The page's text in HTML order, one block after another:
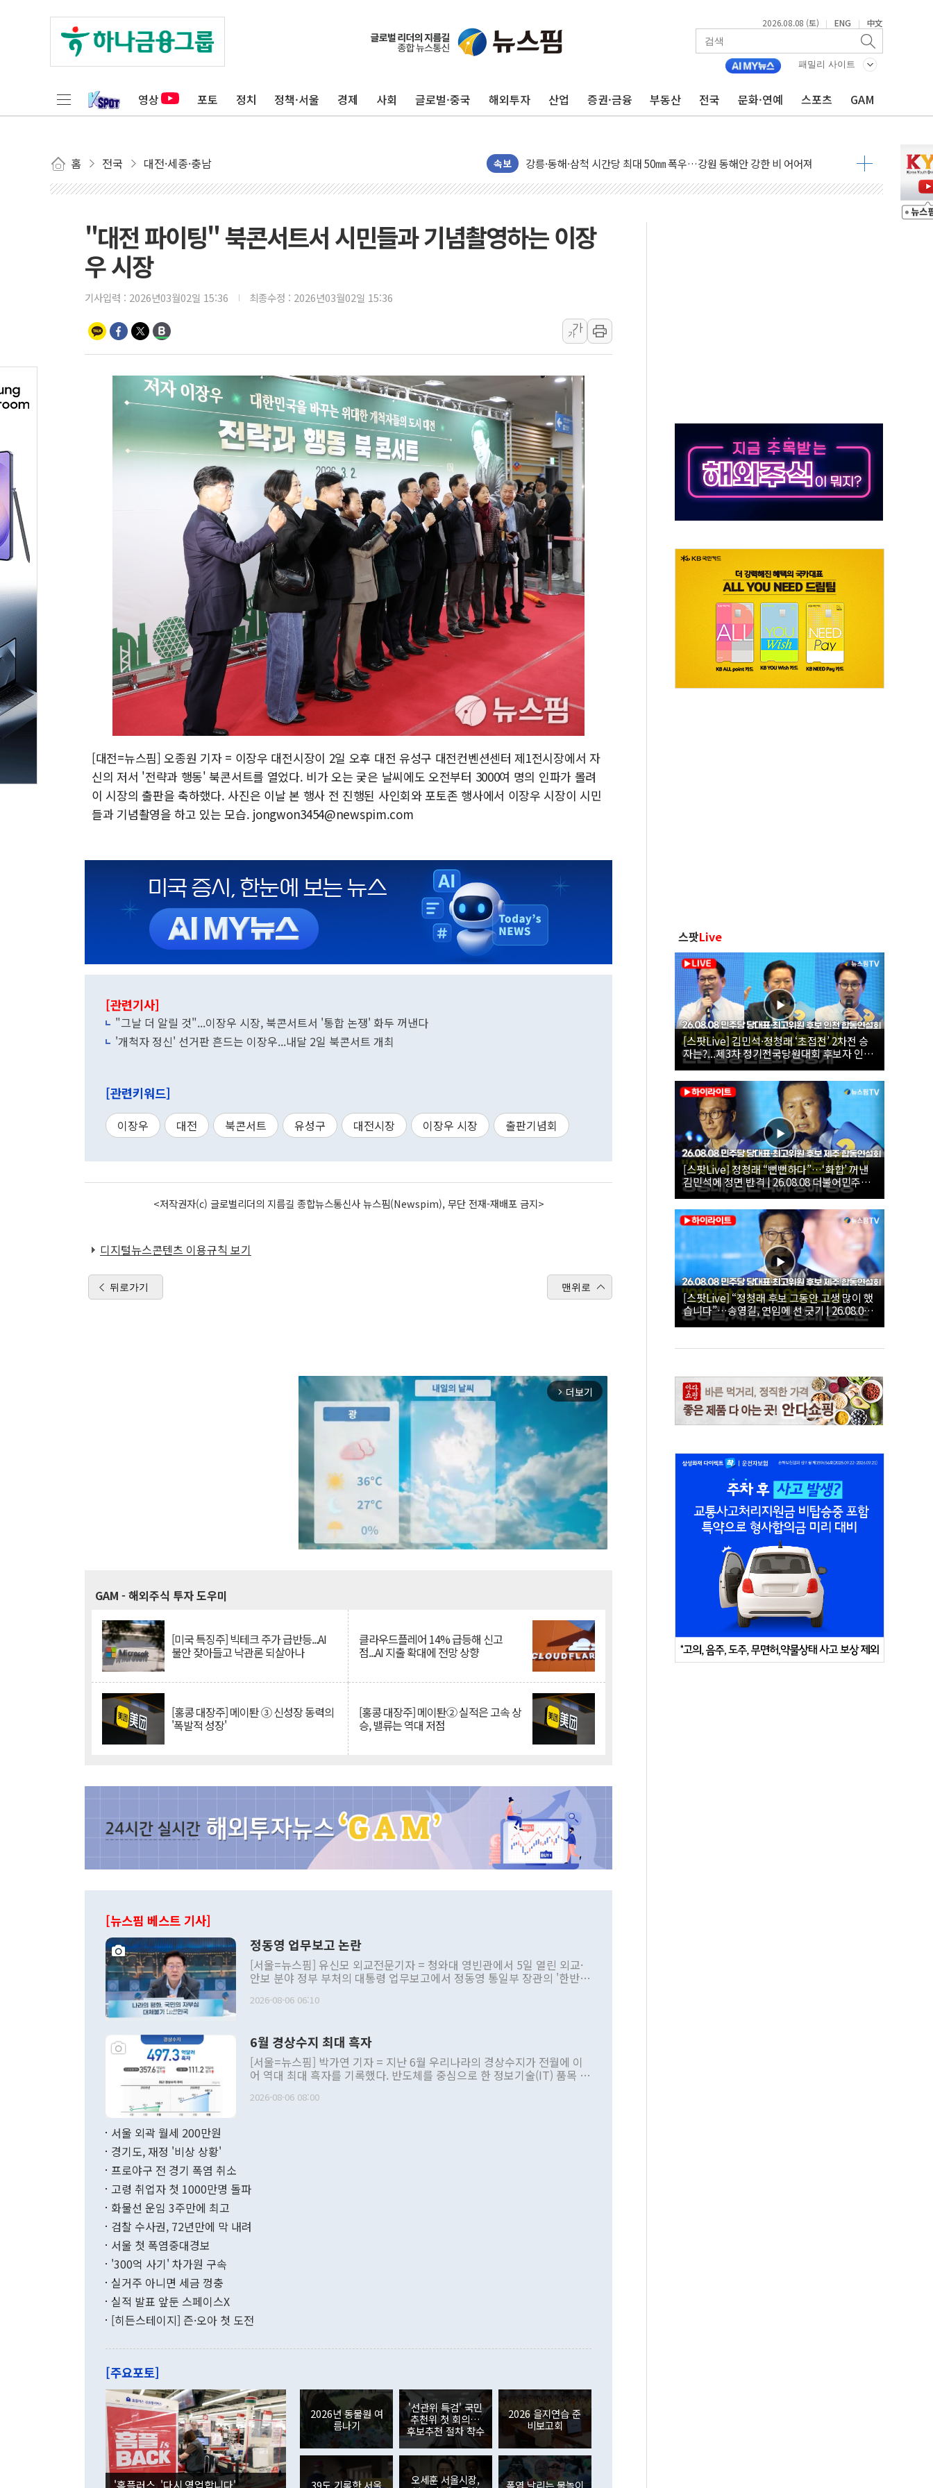
2026.08.08 (토) | ENG | 中文
패밀리 사이트
영상 포토 정치 정책·서울 경제 사회 글로벌·중국 해외투자 산업 증권·금융 부동산 전국 문화·연예 스포츠 GAM
홈 전국 대전·세종·충남 속보
이번주 국내 주요 금융일정(8.10~8.14)
美, 이란전 출구전략 만지작…공습 한계·탄약 부족 현실화
폐기물 수거하다 참변…60대 환경미화원 수거차에 치여 사망
서울 중랑구 주택가서 흉기 난동…60대 남성 2명 숨져
여수 오동도 인근 해상서 모터보트 전복…1명 사망·1명 실종
추미애, '위안부' 피해자 기림의 날 참석..."국제적 시민 연대로 목소리 내야"
李대통령, ISA 개편 재검토 지시…與 "적극 환영"·野 "졸속 국정"
동해중부 전 해상 풍랑주의보…10일까지 최대 3.5m 높은 물결
中 전방위 아파트 부양, 수도 베이징도 부동산 규제 철폐
인제 용대리 계곡서 수위 상승으로 피서객 7명 고립…전원 구조
동해시, 11~14일 '별똥별 멍' 운영…페르세우스 유성우 관측
강원 중·남부 동해안 시간당 50mm 이상 폭우…호우경보 발효
청양 밭에서 일하던 90대 숨져…온열질환 여부 조사
폭염에 車 운전면허 기능시험 오전 집중 편성…체감온도 38도 넘으면 중단
"대전 파이팅" 북콘서트서 시민들과 기념촬영하는 이장
우 시장
기사입력 : 2026년03월02일 15:36 최종수정 : 2026년03월02일 15:36
가
가
[대전=뉴스핌] 오종원 기자 = 이장우 대전시장이 2일 오후 대전 유성구 대전컨벤션센터 제1전시장에서 자
신의 저서 '전략과 행동' 북콘서트를 열었다. 비가 오는 궂은 날씨에도 오전부터 3000여 명의 인파가 몰려
이 시장의 출판을 축하했다. 사진은 이날 본 행사 전 진행된 사인회와 포토존 행사에서 이장우 시장이 시민
들과 기념촬영을 하고 있는 모습. jongwon3454@newspim.com
[관련기사]
"그날 더 알릴 것"...이장우 시장, 북콘서트서 '통합 논쟁' 화두 꺼낸다
'개척자 정신' 선거판 흔드는 이장우...내달 2일 북콘서트 개최
[관련키워드]
이장우 대전 북콘서트 유성구 대전시장 이장우 시장 출판기념회
<저작권자(c) 글로벌리더의 지름길 종합뉴스통신사 뉴스핌(Newspim), 무단 전재-재배포 금지>
디지털뉴스콘텐츠 이용규칙 보기
뒤로가기 맨위로
arrow_forward_ios 더보기
GAM - 해외주식 투자 도우미
[미국 특징주] 빅테크 주가 급반등...AI
불안 잦아들고 낙관론 되살아나
클라우드플레어 14% 급등해 신고
점...AI 지출 확대에 전망 상향
[홍콩 대장주] 메이퇀 ③ 신성장 동력의
'폭발적 성장'
[홍콩 대장주] 메이퇀② 실적은 고속 상
승, 밸류는 역대 저점
[뉴스핌 베스트 기사]
정동영 업무보고 논란
[서울=뉴스핌] 유신모 외교전문기자 = 청와대 영빈관에서 5일 열린 외교·
안보 분야 정부 부처의 대통령 업무보고에서 정동영 통일부 장관의 '한반도
발언 중에는 정부 내 조율을 거치지 않은 사안을 정책으로 추진하겠다고 공
주의적 희망에 근거한 비현실적 구상'이라는 비판을 내놨다. 그동안 정 장
관의 대북 정책 관련 발언이 물의를 빚은 적은 여러 번 있지만 대통령과 유
관 부처 장관이 공개적으로 부정적 입장을 표명한 것은 이례적이다. 정 장
관의 무리한 대북 접근법과 월권을 제어해야 한다는 목소리도 높아지고 있
다. [정동영 통일부 장관이 지난달 23일 오후 서울 종로구 정부서울청사에
무너졌다고도 했다. 또 "현 시점에서 흘러간 선(先)비핵화만 되뇌는 것은
함께 4자 대화의 동력을 확보하기 위해 최선을 다할 것"이라고 말했다. 하
"우리의 선의대로 하는 게 과연 한반도의 평화와 안정에 플러스냐, 결론적
관은 업무보고 사후 브리핑에서 정 장관이 언급한 '4자 회담'에 대해 "이상
이 9월 러시아 블라디보스토크에서 열리는 '동방경제포럼(EEF)'을 언급하
며 "정부 차원에서 (참석을) 검토하고 있다"고 발언한 데 대해서도 조 장관
은 "그것은 외교부의 몫"이라며 "아직 거기까지 진도가 나가지 않았다"고
잘랐다. 정 장관이 이날 소개한 대북 구상과 설명은 정부 내 조율을 거치지
않았다는 점에서 문제가 있다. 특히 주적 표현 대체와 국호 사용, 9·19 군
사합의 복원, 4자회담 추진 등은 통일부 장관이 결정할 사안이 아니어서 월
권이라는 지적이 나오고 있다. 이 대통령은 정 장관의 업무보고를 듣고 난
뒤 "여기 업무보고에 발표했다고 승인난 건 아니다"라고 재차 확인했다. 정
2026-08-06 06:10
6월 경상수지 최대 흑자
[서울=뉴스핌] 박가연 기자 = 지난 6월 우리나라의 경상수지가 전월에 이
어 역대 최대 흑자를 기록했다. 반도체를 중심으로 한 정보기술(IT) 품목 수
료=한국은행] 한국은행이 6일 발표한 '2026년 6월 국제수지(잠정)'에 따르
며 월간 기준 처음으로 1000억달러를 넘어섰다. 상품수입은 644억8000만
196.9% 급증했고 컴퓨터·주변기기(SSD)는 282.7% 증가했다. IT 품목
수출은 160.4% 늘었으며 비IT 품목도 ▲석유제품(47.5%) ▲화공품
기록했지만 지식재산권사용료수지는 전월 흑자에서 4억4000만달러 적자
로 전환됐다. 본원소득수지는 배당소득을 중심으로 32억7000만달러 흑자
는 배당수입이 늘어난 데다 전월 분기배당에 따른 기저효과로 배당지급이
였던 올해 3월(369억9000만달러)을 넘어선 것이다. 직접투자에서는 내국
인의 해외투자가 80억1000만달러, 외국인의 국내투자가 46억3000만달러
각각 증가했다. 증권투자에서는 외국인의 국내 주식 매도세가 이어졌다. 외
국인의 국내 주식 투자는 차익실현 매도 등의 영향으로 316억1000만달러
감소하며 전월(-310억5000만달러)에 이어 역대 최대 순매도 기록을 다시
경신했다. 외국인의 국내 채권투자는 세계국채지수(WGBI) 자금 유입에도
분기 말 만기도래 영향으로 증가 폭이 줄어든 52억9000만달러를 기록했
다. 내국인의 해외 증권투자는 주식을 중심으로 35억6000만달러 증가했
2026-08-06 08:00
서울 외곽 월세 200만원
경기도, 재정 '비상 상황'
프로야구 전 경기 폭염 취소
고령 취업자 첫 1000만명 돌파
화물선 운임 3주만에 최고
검찰 수사권, 72년만에 막 내려
서울 첫 폭염중대경보
'300억 사기' 차가원 구속
실거주 아니면 세금 껑충
실적 발표 앞둔 스페이스X
[히든스테이지] 즌·오아 첫 도전
[주요포토]
'홈플러스, '다시 영업합니다'
2026년 동물원 여
름나기
'선관위 특검' 국민
추천위 첫 회의…
후보추천 절차 착수
2026 을지연습 준
비보고회
오세훈 서울시장,
스팟Live
[스팟Live] 김민석·정청래 ‘초접전’ 2차전 승
자는?...제3차 정기전국당원대회 후보자 인천
합동연설회 생중계 | 26.08.08
[스팟Live] 정청래 “뻔뻔하다”…‘화합’ 꺼낸
김민석에 정면 반격 | 26.08.08 더불어민주당
당대표·최고위원 후보 제주 합동연설회
[스팟Live] “정청래 후보 그동안 고생 많이 했
습니다”…송영길, 연임에 선 긋기 | 26.08.08
더불어민주당 당대표·최고위원 후보 제주 합